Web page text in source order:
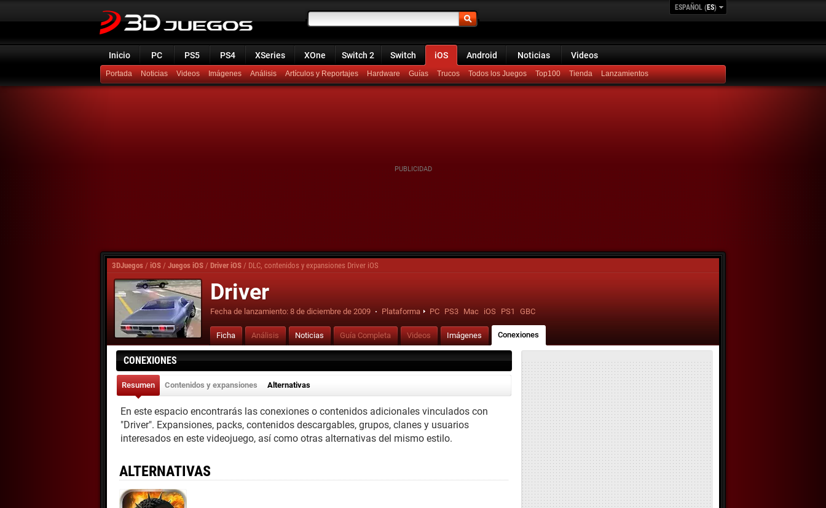
ESPAÑOL (ES)
Inicio PC PS5 PS4 XSeries XOne Switch 2 Switch iOS Android Noticias Videos
Portada Noticias Videos Imágenes Análisis Artículos y Reportajes Hardware Guías Trucos Todos los Juegos Top100 Lanzamientos
3DJuegos / iOS / Juegos iOS / Driver iOS / DLC, contenidos y expansiones Driver iOS
Driver
Fecha de lanzamiento: 8 de diciembre de 2009 · Plataforma PC PS3 Mac iOS PS1 GBC
Ficha Análisis Noticias Guía Completa Videos Imágenes Conexiones
CONEXIONES
Resumen Contenidos y expansiones Alternativas
En este espacio encontrarás las conexiones o contenidos adicionales vinculados con
"Driver". Expansiones, packs, contenidos descargables, grupos, clanes y usuarios
interesados en este videojuego, así como otras alternativas del mismo estilo.
ALTERNATIVAS